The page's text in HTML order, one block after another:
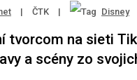
| ČTK | Disney
tvorcom na sieti
a scény zo